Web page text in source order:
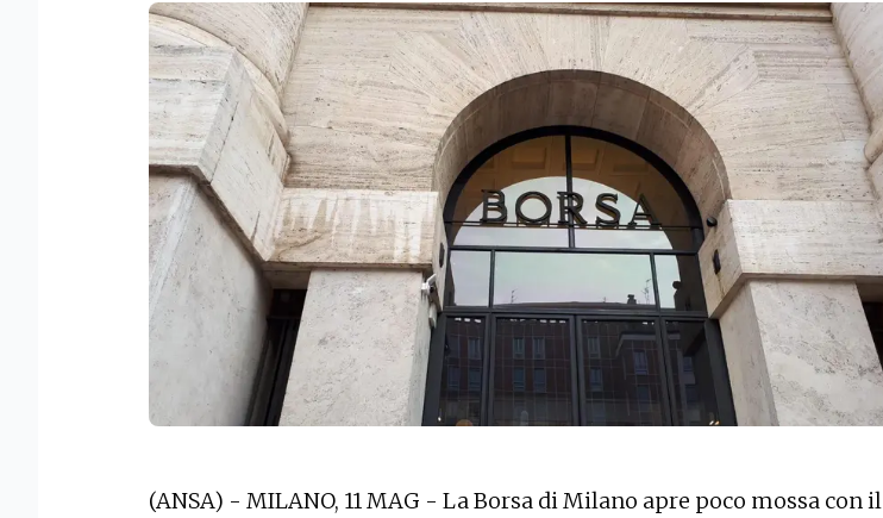
(ANSA) - MILANO, 11 MAG - La Borsa di Milano apre poco mossa con il